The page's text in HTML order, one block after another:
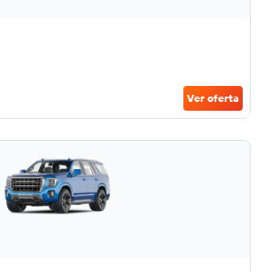
Ver oferta